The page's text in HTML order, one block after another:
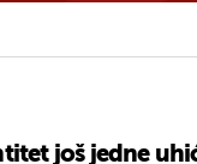
još jedne